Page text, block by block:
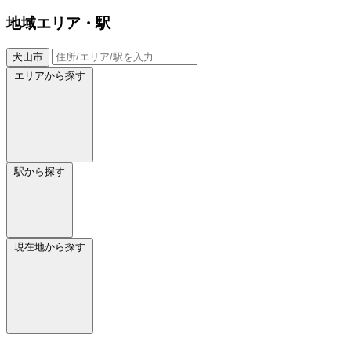
地域エリア・駅
犬山市
エリアから探す
駅から探す
現在地から探す